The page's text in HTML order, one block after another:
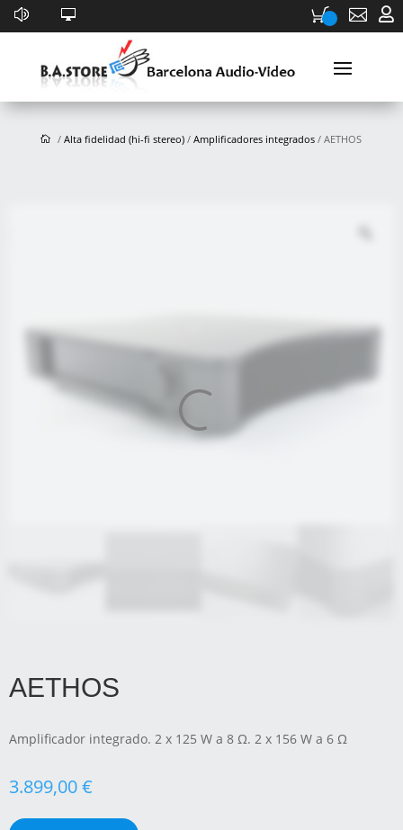
 
/ Alta fidelidad (hi-fi stereo)/ Amplificadores integrados/ AETHOS
AETHOS
Amplificador integrado. 2 x 125 W a 8 Ω. 2 x 156 W a 6 Ω
3.899,00€